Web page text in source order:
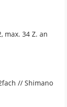
max. 34 Z. an
// Shimano